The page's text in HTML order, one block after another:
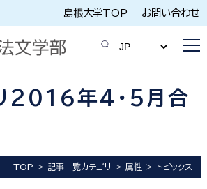
島根大学TOP お問い合わせ
2016年4･5月合
TOP 記事一覧カテゴリ 属性 トピックス